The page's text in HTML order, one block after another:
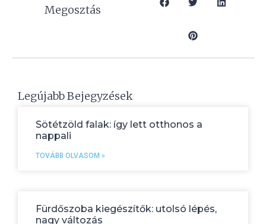
Megosztás
Legújabb Bejegyzések
Sötétzöld falak: így lett otthonos a
nappali
TOVÁBB OLVASOM »
Fürdőszoba kiegészítők: utolsó lépés,
nagy változás